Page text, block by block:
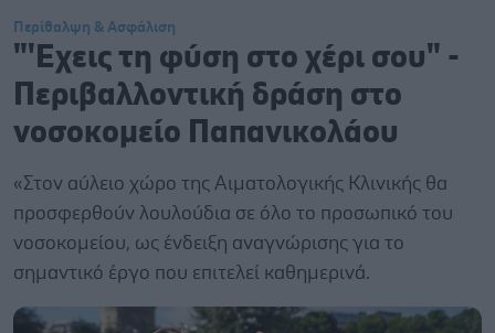
Περίθαλψη & Ασφάλιση
"'Εχεις τη φύση στο χέρι σου" -
Περιβαλλοντική δράση στο
νοσοκομείο Παπανικολάου
«Στον αύλειο χώρο της Αιματολογικής Κλινικής θα
προσφερθούν λουλούδια σε όλο το προσωπικό του
νοσοκομείου, ως ένδειξη αναγνώρισης για το
σημαντικό έργο που επιτελεί καθημερινά.